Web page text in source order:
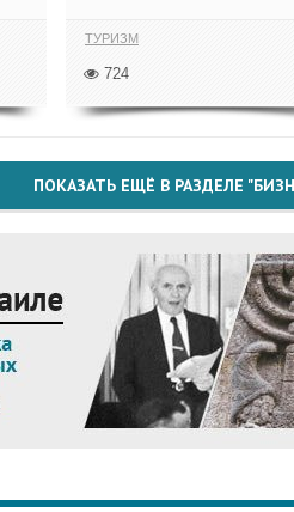
ТУРИЗМ
724
ПОКАЗАТЬ ЕЩЁ В РАЗДЕЛЕ